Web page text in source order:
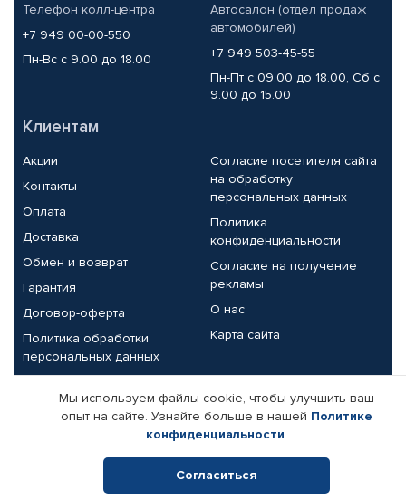
Телефон колл-центра
+7 949 00-00-550
Пн-Вс с 9.00 до 18.00
Автосалон (отдел продаж
автомобилей)
+7 949 503-45-55
Пн-Пт с 09.00 до 18.00, Сб с
9.00 до 15.00
Клиентам
Акции
Контакты
Оплата
Доставка
Обмен и возврат
Гарантия
Договор-оферта
Политика обработки
персональных данных
Согласие посетителя сайта
на обработку
персональных данных
Политика
конфиденциальности
Согласие на получение
рекламы
О нас
Карта сайта
Партнерам
Корпоративным клиентам
Поставщикам
Реквизиты компании
Мы используем файлы cookie, чтобы улучшить ваш
опыт на сайте. Узнайте больше в нашей Политике
конфиденциальности.
Согласиться